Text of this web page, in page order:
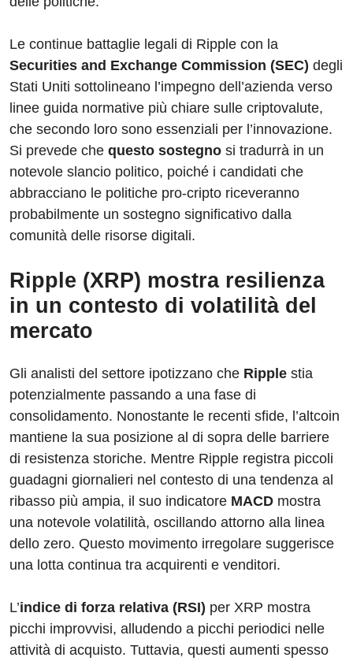
Le continue battaglie legali di Ripple con la
Securities and Exchange Commission (SEC) degli
Stati Uniti sottolineano l’impegno dell’azienda verso
linee guida normative più chiare sulle criptovalute,
che secondo loro sono essenziali per l’innovazione.
Si prevede che questo sostegno si tradurrà in un
notevole slancio politico, poiché i candidati che
abbracciano le politiche pro-cripto riceveranno
probabilmente un sostegno significativo dalla
comunità delle risorse digitali.
Ripple (XRP) mostra resilienza
in un contesto di volatilità del
mercato
Gli analisti del settore ipotizzano che Ripple stia
potenzialmente passando a una fase di
consolidamento. Nonostante le recenti sfide, l’altcoin
mantiene la sua posizione al di sopra delle barriere
di resistenza storiche. Mentre Ripple registra piccoli
guadagni giornalieri nel contesto di una tendenza al
ribasso più ampia, il suo indicatore MACD mostra
una notevole volatilità, oscillando attorno alla linea
dello zero. Questo movimento irregolare suggerisce
una lotta continua tra acquirenti e venditori.
L’indice di forza relativa (RSI) per XRP mostra
picchi improvvisi, alludendo a picchi periodici nelle
attività di acquisto. Tuttavia, questi aumenti spesso